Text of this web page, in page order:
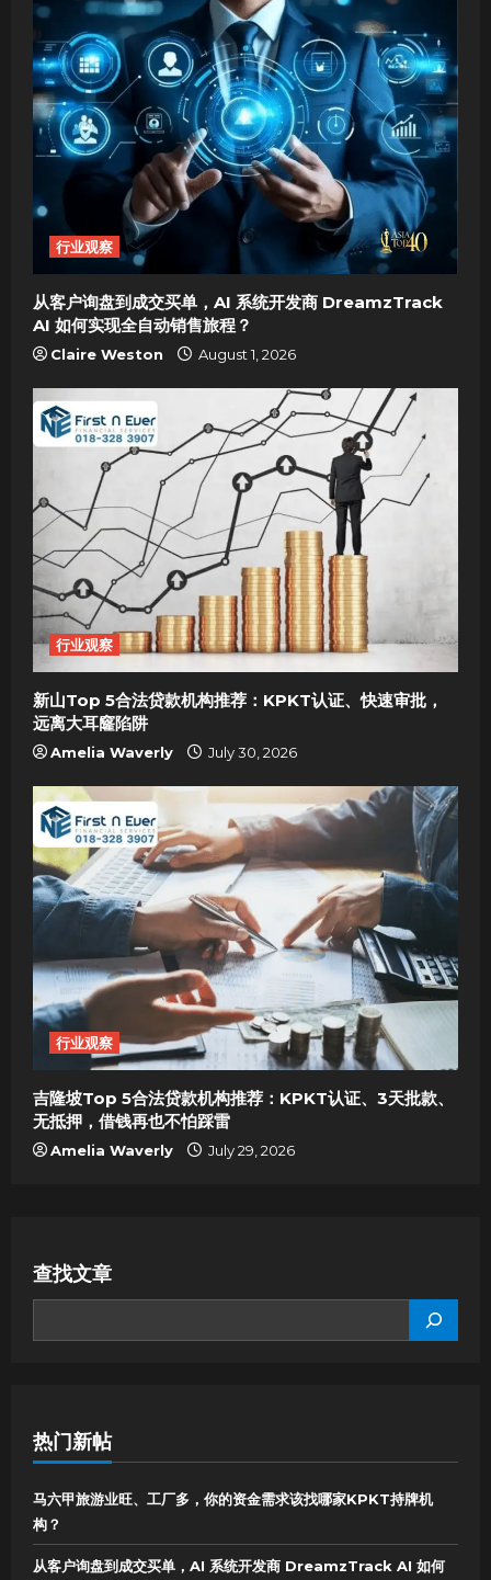
v
i
g
a
t
o
n
行业观察
从客户询盘到成交买单，AI 系统开发商 DreamzTrack
AI 如何实现全自动销售旅程？
Claire Weston August 1, 2026
行业观察
新山Top 5合法贷款机构推荐：KPKT认证、快速审批，
远离大耳窿陷阱
Amelia Waverly July 30, 2026
行业观察
吉隆坡Top 5合法贷款机构推荐：KPKT认证、3天批款、
无抵押，借钱再也不怕踩雷
Amelia Waverly July 29, 2026
查找文章
热门新帖
马六甲旅游业旺、工厂多，你的资金需求该找哪家KPKT持牌机
构？
从客户询盘到成交买单，AI 系统开发商 DreamzTrack AI 如何